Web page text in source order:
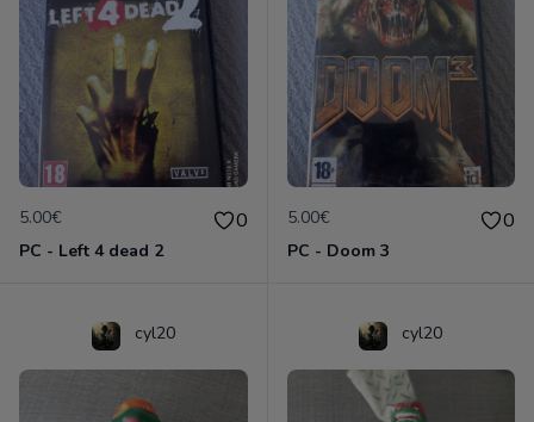
5.00€ 0
PC - Left 4 dead 2
5.00€ 0
PC - Doom 3
cyl20 cyl20